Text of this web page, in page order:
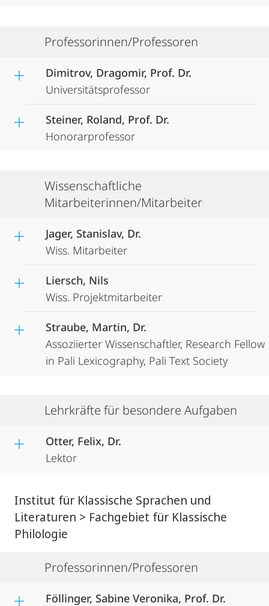
Professorinnen/Professoren
Dimitrov, Dragomir, Prof. Dr.
Universitätsprofessor
Steiner, Roland, Prof. Dr.
Honorarprofessor
Wissenschaftliche
Mitarbeiterinnen/Mitarbeiter
Jager, Stanislav, Dr.
Wiss. Mitarbeiter
Liersch, Nils
Wiss. Projektmitarbeiter
Straube, Martin, Dr.
Assoziierter Wissenschaftler, Research Fellow
in Pali Lexicography, Pali Text Society
Lehrkräfte für besondere Aufgaben
Otter, Felix, Dr.
Lektor
Institut für Klassische Sprachen und
Literaturen > Fachgebiet für Klassische
Philologie
Professorinnen/Professoren
Föllinger, Sabine Veronika, Prof. Dr.